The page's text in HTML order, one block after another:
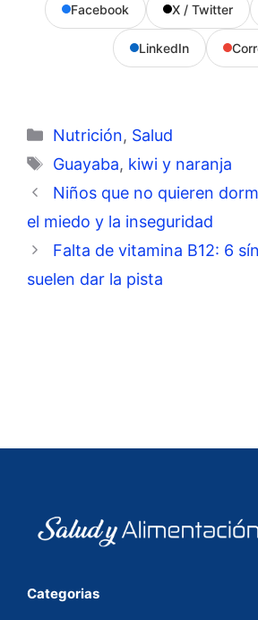
Facebook X / Twitter
LinkedIn
Categorías
Nutrición, Salud
Etiquetas
Guayaba, kiwi y naranja
Niños que no quieren
el miedo y la inseguridad
Falta de vitamina B12: 6
suelen dar la pista
Categorias